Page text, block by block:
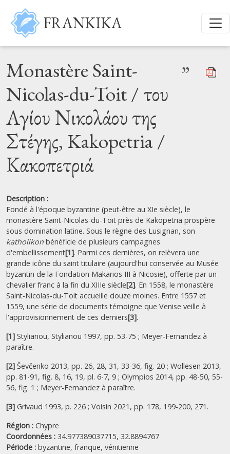
Aller au contenu principal
FRANKIKA
Monastère Saint-
Nicolas-du-Toit / του
Αγίου Νικολάου της
Στέγης, Kakopetria /
Κακοπετριά
”
Description :
Fondé à l'époque byzantine (peut-être au XIe siècle), le
monastère Saint-Nicolas-du-Toit près de Kakopetria prospère
sous domination latine. Sous le règne des Lusignan, son
katholikon bénéficie de plusieurs campagnes
d'embellissement[1]. Parmi ces dernières, on relèvera une
grande icône du saint titulaire (aujourd'hui conservée au Musée
byzantin de la Fondation Makarios III à Nicosie), offerte par un
chevalier franc à la fin du XIIIe siècle[2]. En 1558, le monastère
Saint-Nicolas-du-Toit accueille douze moines. Entre 1557 et
1559, une série de documents témoigne que Venise veille à
l'approvisionnement de ces derniers[3].
[1] Stylianou, Stylianou 1997, pp. 53-75 ; Meyer-Fernandez à
paraître.
[2] Ševčenko 2013, pp. 26, 28, 31, 33-36, fig. 20 ; Wollesen 2013,
pp. 81-91, fig. 8, 16, 19, pl. 6-7, 9 ; Olympios 2014, pp. 48-50, 55-
56, fig. 1 ; Meyer-Fernandez à paraître.
[3] Grivaud 1993, p. 226 ; Voisin 2021, pp. 178, 199-200, 271.
Région : Chypre
Coordonnées : 34.977389037715, 32.8894767
Période : byzantine, franque, vénitienne